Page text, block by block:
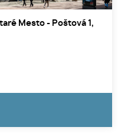
Mesto - Poštová 1,